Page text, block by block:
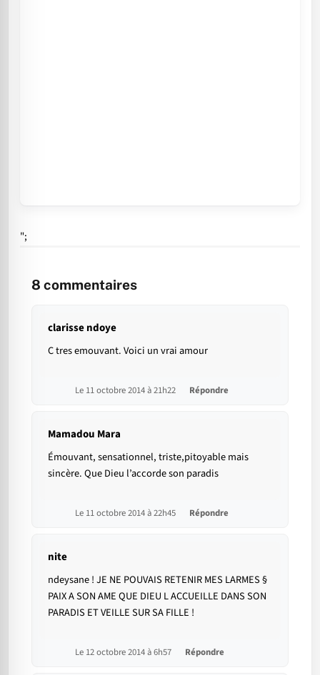
";
8 commentaires
clarisse ndoye
C tres emouvant. Voici un vrai amour
Le 11 octobre 2014 à 21h22 Répondre
Mamadou Mara
Émouvant, sensationnel, triste,pitoyable mais
sincère. Que Dieu l’accorde son paradis
Le 11 octobre 2014 à 22h45 Répondre
nite
ndeysane ! JE NE POUVAIS RETENIR MES LARMES §
PAIX A SON AME QUE DIEU L ACCUEILLE DANS SON
PARADIS ET VEILLE SUR SA FILLE !
Le 12 octobre 2014 à 6h57 Répondre